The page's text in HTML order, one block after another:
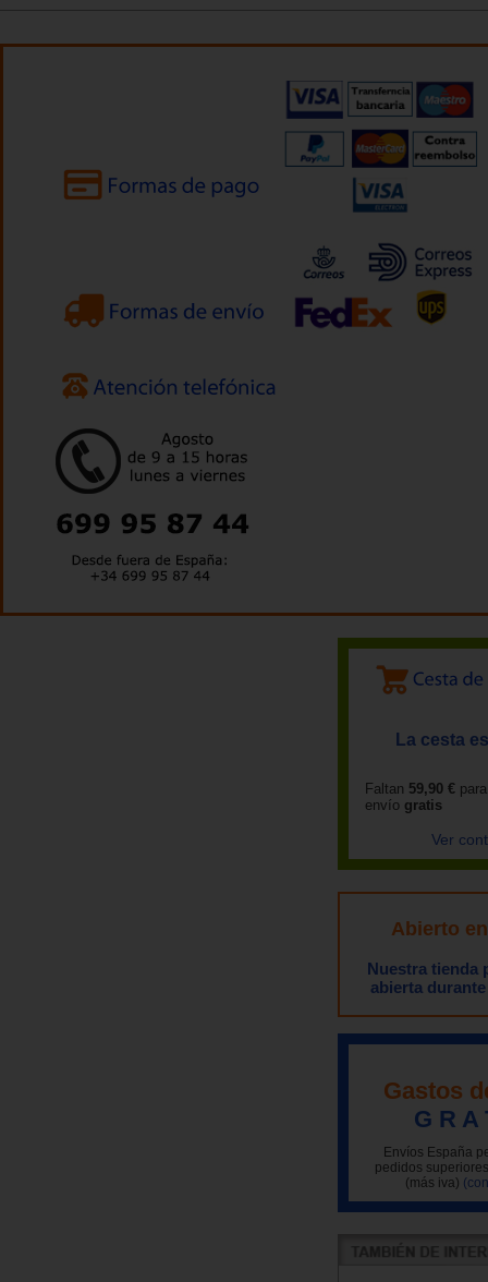
La cesta
Faltan 59,90 €
envío gratis
Ver
Abierto
Nuestra tienda
abierta
Gastos
G R A
Envíos España
pedidos
(más iva)